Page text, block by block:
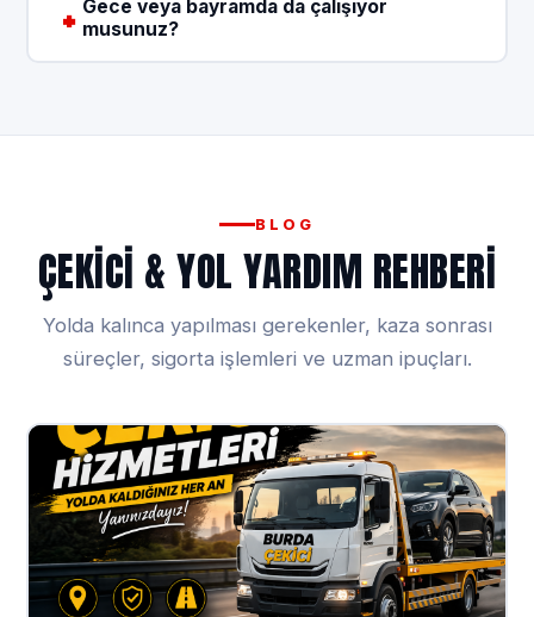
Gece veya bayramda da çalışıyor
musunuz?
BLOG
ÇEKICI & YOL YARDIM REHBERI
Yolda kalınca yapılması gerekenler, kaza sonrası
süreçler, sigorta işlemleri ve uzman ipuçları.